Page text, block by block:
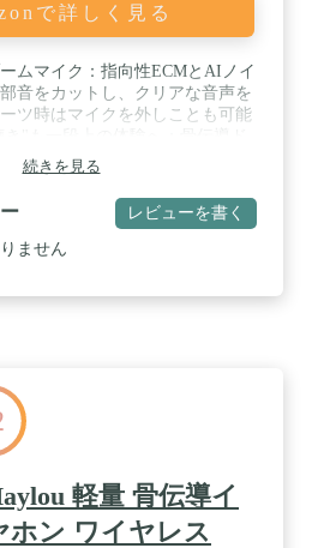
で詳しく見る
ムマイク：指向性ECMとAIノイ
音をカットし、クリアな音声を
ツ時はマイクを外しことも可能
ドアーマチュアドライバーの組
のバランスの良い音質を実現。
ダンフィットデザイン」で耳全
ト：最適化された素材とチタニ
の中でも安定した装着感を提
ーブル1本、ユーザーマニュア
ャップ、製品保証登録カード /
片耳が聞こえない場合やイヤホ
場合など、リセットにより解決
す。付属の説明書をご参照の
てください
続きを見る
レビューを書く
ません
軽量 骨伝導イ
ホン ワイヤレス